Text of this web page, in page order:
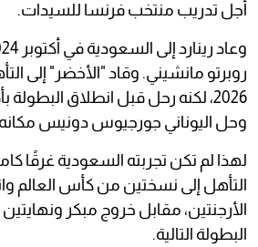
أجل تدريب منتخب فرنسا للسيدات.
روبرتو مانشيني. وقاد "الأخضر" إلى
2026، لكنه رحل قبل انطلاق
وحل اليوناني جورجيوس دونيس
لهذا لم تكن تجربته السعودية غرقًا
التأهل إلى نسختين من كأس العالم
الأرجنتين، مقابل خروج مبكر
البطولة التالية.